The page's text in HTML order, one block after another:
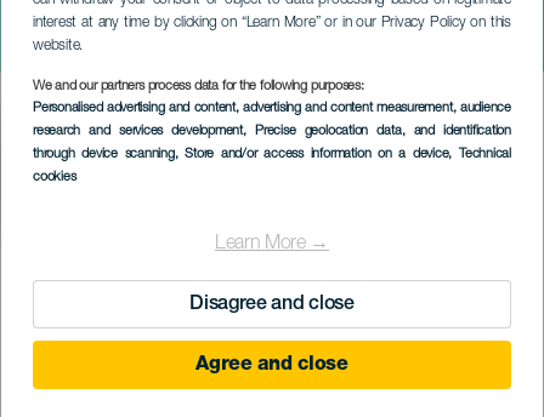
interest at any time by clicking on “Learn More” or in our Privacy Policy on this
website.
We and our partners process data for the following purposes:
Personalised advertising and content, advertising and content measurement, audience
research and services development, Precise geolocation data, and identification
through device scanning, Store and/or access information on a device, Technical
cookies
Learn More →
Disagree and close
Agree and close
El Humor de mi vida
TENERIFE
Imagen
Listado